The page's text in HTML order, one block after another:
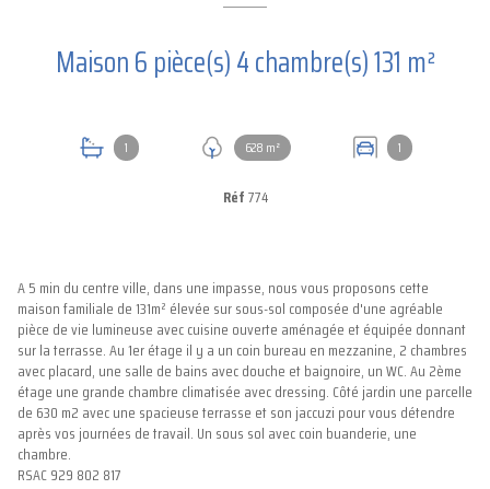
Maison 6 pièce(s) 4 chambre(s) 131 m²
1 628 m² 1
Réf774
A 5 min du centre ville, dans une impasse, nous vous proposons cette
maison familiale de 131m² élevée sur sous-sol composée d'une agréable
pièce de vie lumineuse avec cuisine ouverte aménagée et équipée donnant
sur la terrasse. Au 1er étage il y a un coin bureau en mezzanine, 2 chambres
avec placard, une salle de bains avec douche et baignoire, un WC. Au 2ème
étage une grande chambre climatisée avec dressing. Côté jardin une parcelle
de 630 m2 avec une spacieuse terrasse et son jaccuzi pour vous détendre
après vos journées de travail. Un sous sol avec coin buanderie, une
chambre.
RSAC 929 802 817